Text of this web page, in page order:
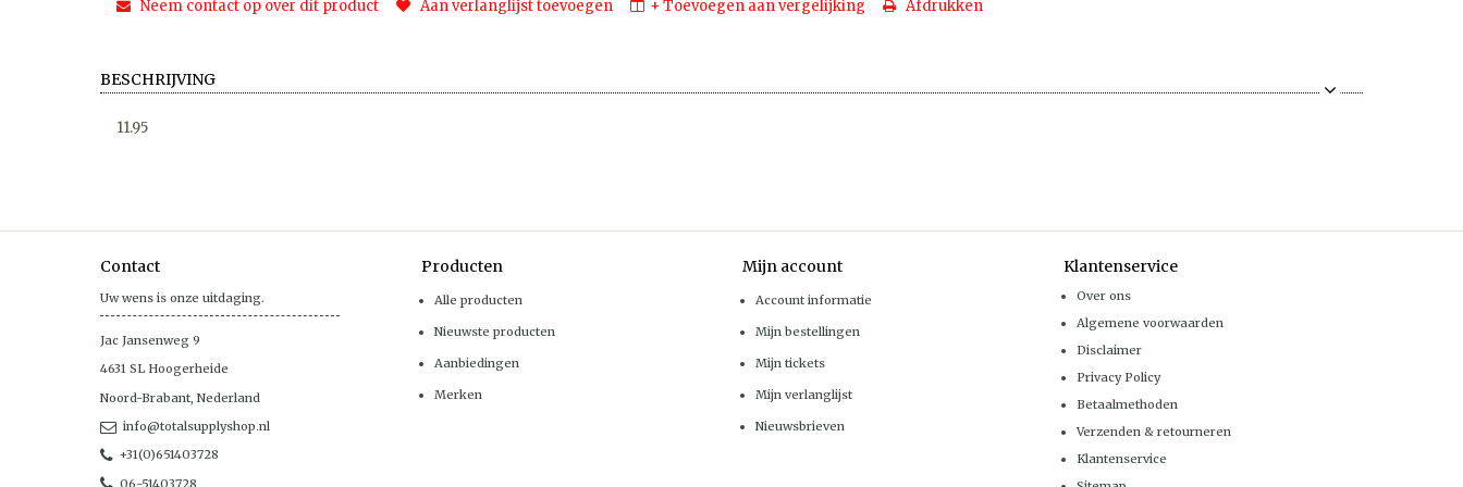
Neem contact op over dit product Aan verlanglijst toevoegen + Toevoegen aan vergelijking Afdrukken
BESCHRIJVING
11.95
Contact
Uw wens is onze uitdaging.
Jac Jansenweg 9
4631 SL Hoogerheide
Noord-Brabant Nederland
info@totalsupplyshop.nl
+31(0)651403728
06-51403728
Producten
Alle producten
Nieuwste producten
Aanbiedingen
Merken
Mijn account
Account informatie
Mijn bestellingen
Mijn tickets
Mijn verlanglijst
Nieuwsbrieven
Klantenservice
Over ons
Algemene voorwaarden
Disclaimer
Privacy Policy
Betaalmethoden
Verzenden & retourneren
Klantenservice